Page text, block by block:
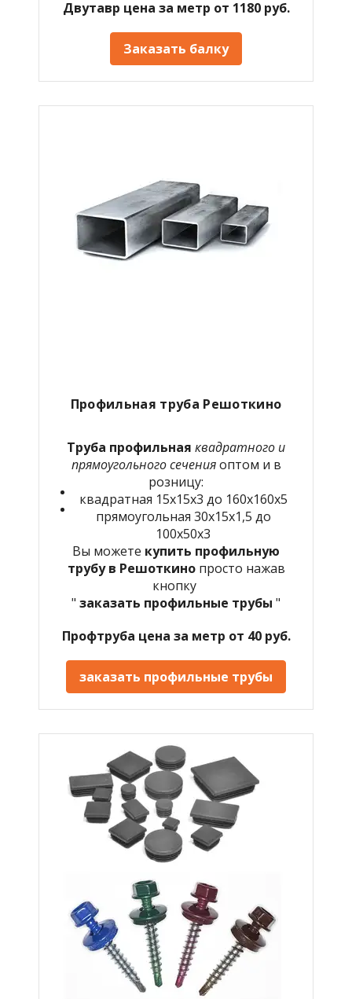
Двутавр цена за метр от 1180 руб.
Заказать балку
Профильная труба Решоткино
Труба профильная квадратного и
прямоугольного сеченияоптом и в
розницу:
квадратная 15х15х3 до 160х160х5
прямоугольная 30х15х1,5 до
100х50х3
Вы можете купить профильную
трубу в Решоткино просто нажав
кнопку
" заказать профильные трубы "
Профтруба цена за метр от 40 руб.
заказать профильные трубы